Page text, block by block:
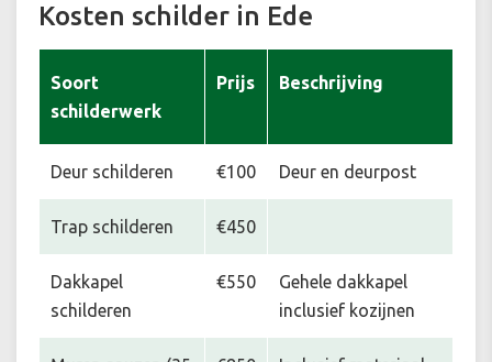
Kosten schilder in Ede
Soort
schilderwerk
Prijs Beschrijving
Deur schilderen €100 Deur en deurpost
Trap schilderen €450
Dakkapel
schilderen
€550
Gehele dakkapel
inclusief kozijnen